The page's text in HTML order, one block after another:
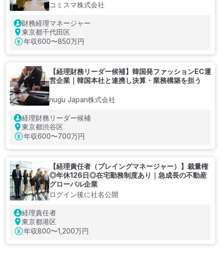
コミスマ株式会社
財務経理マネージャー
東京都千代田区
年収600〜850万円
【経理財務リーダー候補】韓国発ファッションEC運
営企業｜韓国本社と連携し決算・業務構築を担う
nugu Japan株式会社
経理財務リーダー候補
東京都渋谷区
年収600〜700万円
【経理責任者（プレイングマネージャー）】裁量権
◎年休126日◎在宅勤務制度あり｜急成長の不動産
グローバル企業
ログイン後に社名公開
経理責任者
東京都港区
年収800〜1,200万円